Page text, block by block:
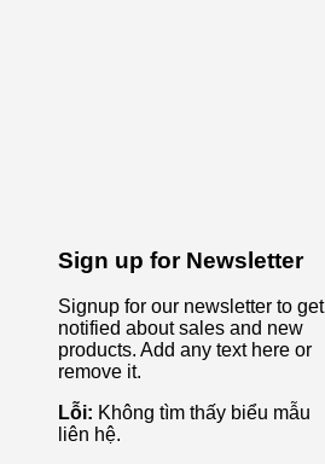
Sign up for Newsletter
Signup for our newsletter to get
notified about sales and new
products. Add any text here or
remove it.
Lỗi: Không tìm thấy biểu mẫu
liên hệ.